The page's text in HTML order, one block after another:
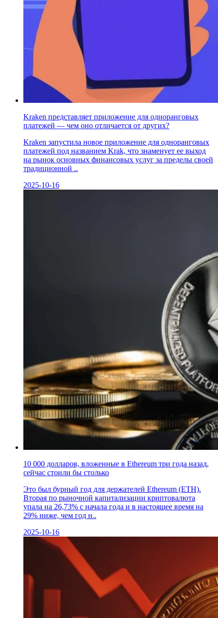
Kraken представляет приложение для одноранговых
платежей — чем оно отличается от других?
Kraken запустила новое приложение для одноранговых
платежей под названием Krak, что знаменует ее выход
на рынок основных финансовых услуг за пределы своей
традиционной ..
2025-10-16
10 000 долларов, вложенные в Ethereum три года назад,
сейчас стоили бы столько
Это был бурный год для держателей Ethereum (ETH).
Вторая по рыночной капитализации криптовалюта
упала на 26,73% с начала года и в настоящее время на
29% ниже, чем год н..
2025-10-16